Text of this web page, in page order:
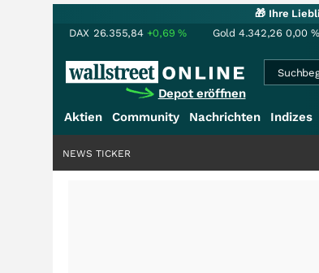
🎁 Ihre
DAX 26.355,84 +0,69% Gold 4.342,26 0,00 %
Depot eröffnen
Aktien
Community Nachrichten Indizes
NEWS TICKER